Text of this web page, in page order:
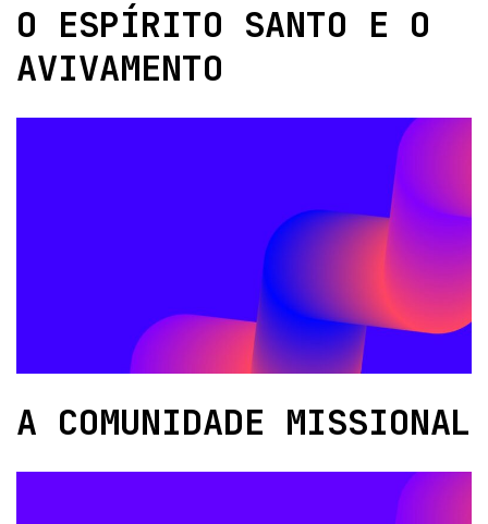
O ESPÍRITO SANTO E O
AVIVAMENTO
A COMUNIDADE MISSIONAL